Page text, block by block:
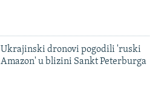
Ukrajinski dronovi pogodili 'ruski
Amazon' u blizini Sankt Peterburga